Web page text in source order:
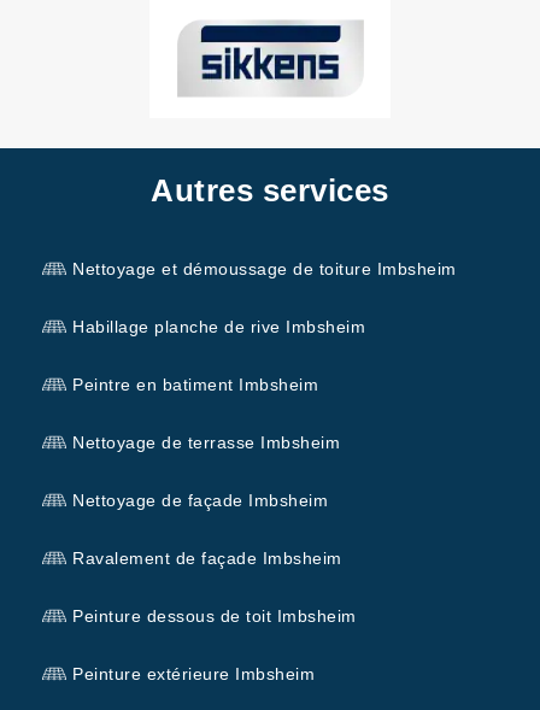
Autres services
Nettoyage et démoussage de toiture Imbsheim
Habillage planche de rive Imbsheim
Peintre en batiment Imbsheim
Nettoyage de terrasse Imbsheim
Nettoyage de façade Imbsheim
Ravalement de façade Imbsheim
Peinture dessous de toit Imbsheim
Peinture extérieure Imbsheim